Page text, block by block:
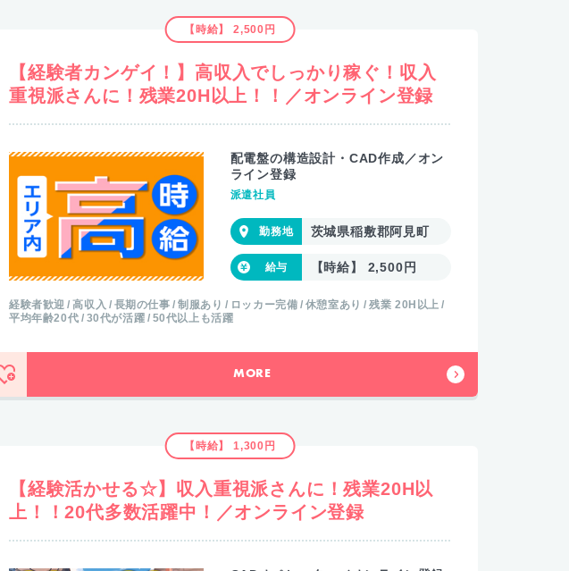
【時給】 2,500円
【経験者カンゲイ！】高収入でしっかり稼ぐ！収入
重視派さんに！残業20H以上！！／オンライン登録
配電盤の構造設計・CAD作成／オン
ライン登録
派遣社員
茨城県稲敷郡阿見町
【時給】 2,500円
経験者歓迎 高収入 長期の仕事 制服あり ロッカー完備 休憩室あり
残業 20H以上
平均年齢20代
30代が活躍 50代以上も活躍
MORE
【時給】 1,300円
【経験活かせる☆】収入重視派さんに！残業20H以
上！！20代多数活躍中！／オンライン登録